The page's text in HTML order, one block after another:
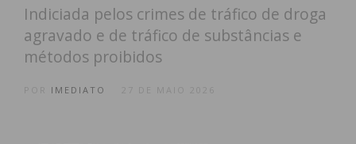
Indiciada pelos crimes de tráfico de droga
agravado e de tráfico de substâncias e
métodos proibidos
IMEDIATO 27 DE MAIO 2026